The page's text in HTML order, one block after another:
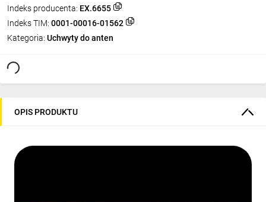
Indeks producenta: EX.6655
Indeks TIM: 0001-00016-01562
Kategoria: Uchwyty do anten
OPIS PRODUKTU